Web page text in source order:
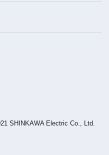
SHINKAWA Electric Co., Ltd.